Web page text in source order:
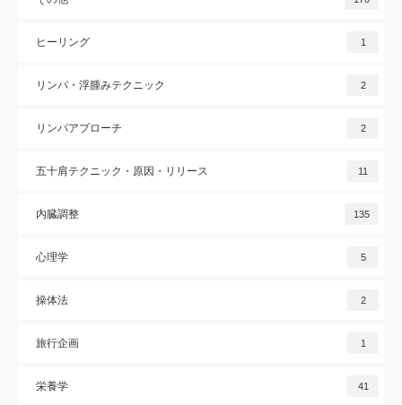
ヒーリング 1
リンパ・浮腫みテクニック 2
リンパアプローチ 2
五十肩テクニック・原因・リリース 11
内臓調整 135
心理学 5
操体法 2
旅行企画 1
栄養学 41